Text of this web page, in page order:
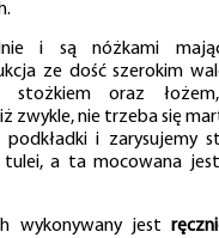
i są nóżkami
ze dość szerokim
stożkiem oraz
zwykle, nie trzeba się
i zarysujemy
tulei, a ta mocowana
wykonywany jest